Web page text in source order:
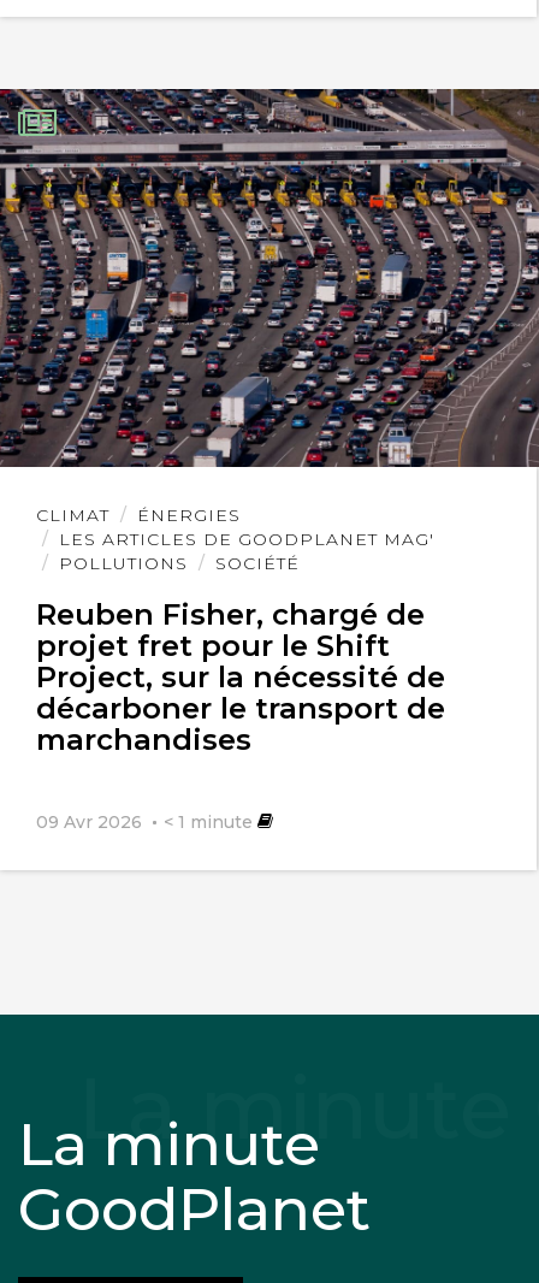
CLIMAT
ÉNERGIES
LES ARTICLES DE GOODPLANET MAG'
POLLUTIONS
SOCIÉTÉ
Reuben Fisher, chargé de
projet fret pour le Shift
Project, sur la nécessité de
décarboner le transport de
marchandises
09 Avr 2026 < 1 minute
Lire
l'article
La minute
GoodPlanet